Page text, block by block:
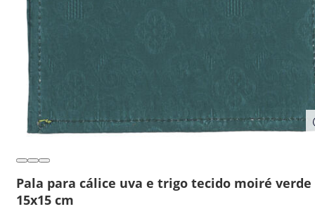
Pala para cálice uva e trigo tecido moiré verde
15x15 cm